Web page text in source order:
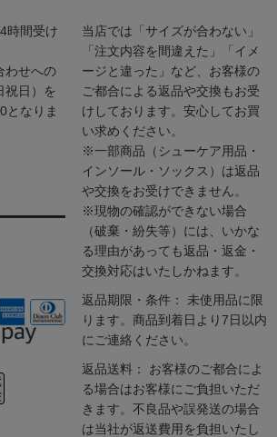
時間受け
わせへの
祝日）を
となりま
当店では「サイズが合わない」
「注文内容を間違えた」「イメ
ージと違った」など、お客様の
ご都合による返品や交換もお受
けしております。安心してお買
い求めください。
※一部商品（シューケア用品・
インソール・ソックス）は返品
や交換をお受けできません。
※現物の確認ができない場合
（破棄・紛失等）には、いかな
る理由があっても返品・返金・
交換対応はいたしかねます。
返品期限・条件： 未使用品に限
ります。商品到着日より7日以内
にご連絡ください。
返品送料： お客様のご都合によ
る場合はお客様にご負担いただ
きます。不良品や誤発送の場合
は当社が返送費用を負担いたし